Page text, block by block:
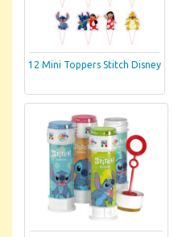
12 Mini Toppers Stitch Disney